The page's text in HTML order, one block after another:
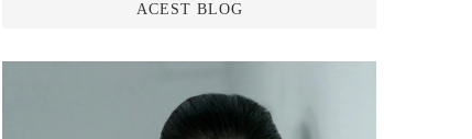
ACEST BLOG